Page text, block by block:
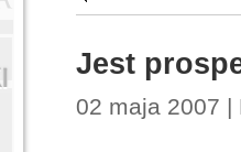
Jest
02 maja 2007 |